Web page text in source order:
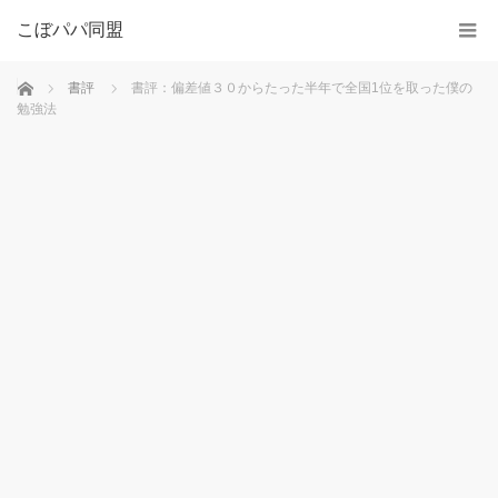
こぼパパ同盟
ホーム 書評
書評：偏差値３０からたった半年で全国1位を取った僕の
勉強法